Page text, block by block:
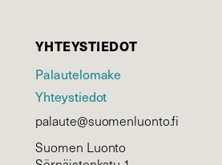
YHTEYSTIEDOT
Palautelomake
Yhteystiedot
palaute@suomenluonto.fi
Suomen Luonto